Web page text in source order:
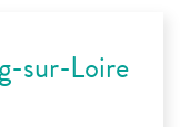
sur-Loire